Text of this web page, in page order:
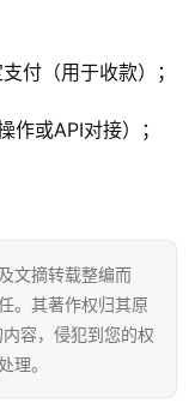
付 （用于收款）；
或API对接）；
文摘转载整编而
。其著作权归其原
容，侵犯到您的权
理。